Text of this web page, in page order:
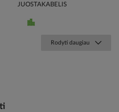
JUOSTAKABELIS
Rodyti daugiau